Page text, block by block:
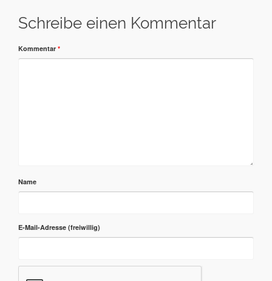
Schreibe einen Kommentar
Kommentar *
Name
E-Mail-Adresse